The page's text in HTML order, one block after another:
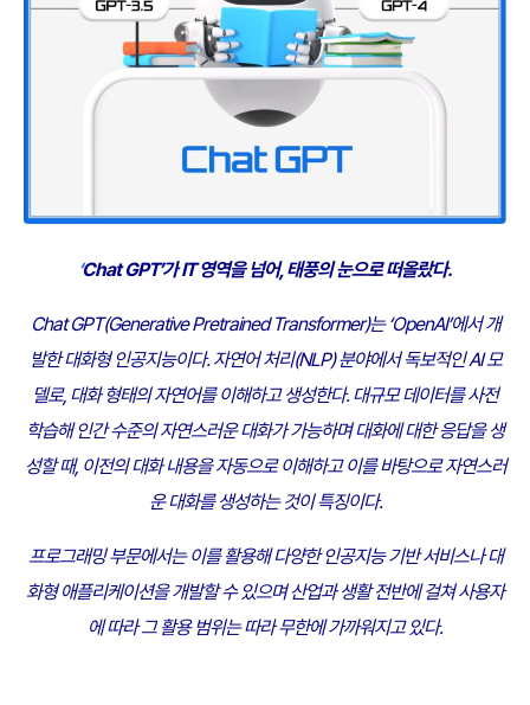
‘Chat GPT’가 IT 영역을 넘어, 태풍의 눈으로 떠올랐다.
Chat GPT(Generative Pretrained Transformer)는 ‘OpenAI’에서 개
발한 대화형 인공지능이다.자연어 처리(NLP) 분야에서 독보적인 AI 모
델로, 대화 형태의 자연어를 이해하고 생성한다.대규모 데이터를 사전
학습해 인간 수준의 자연스러운 대화가 가능하며대화에 대한 응답을 생
성할 때, 이전의 대화 내용을 자동으로 이해하고이를 바탕으로 자연스러
운 대화를 생성하는 것이 특징이다.
프로그래밍 부문에서는 이를 활용해 다양한 인공지능 기반 서비스나 대
화형 애플리케이션을 개발할 수 있으며산업과 생활 전반에 걸쳐 사용자
에 따라 그 활용 범위는 따라 무한에 가까워지고 있다.